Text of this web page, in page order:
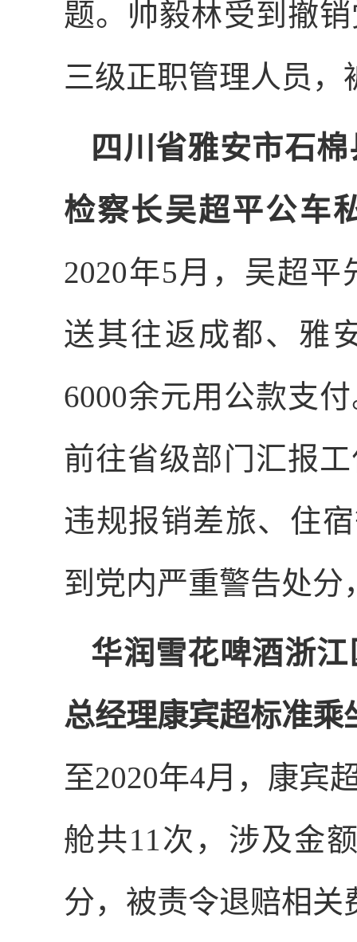
题。帅毅林受到撤
三级正职管理人员
四川省雅安市石棉
检察长吴超平公车
2020年5月，吴超平
送其往返成都、雅
6000余元用公款支
前往省级部门汇报
违规报销差旅、住
到党内严重警告处
华润雪花啤酒浙江
总经理康宾超标准乘
至2020年4月，康宾
舱共11次，涉及金
分，被责令退赔相关